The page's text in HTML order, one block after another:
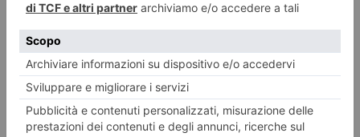
attraverso un preventivo confronto con tutti i
in quelle circostanze dove occorre prendere decisioni
importanti per i cittadini.
Leggi qui le ultime notizie: IL TORINESE